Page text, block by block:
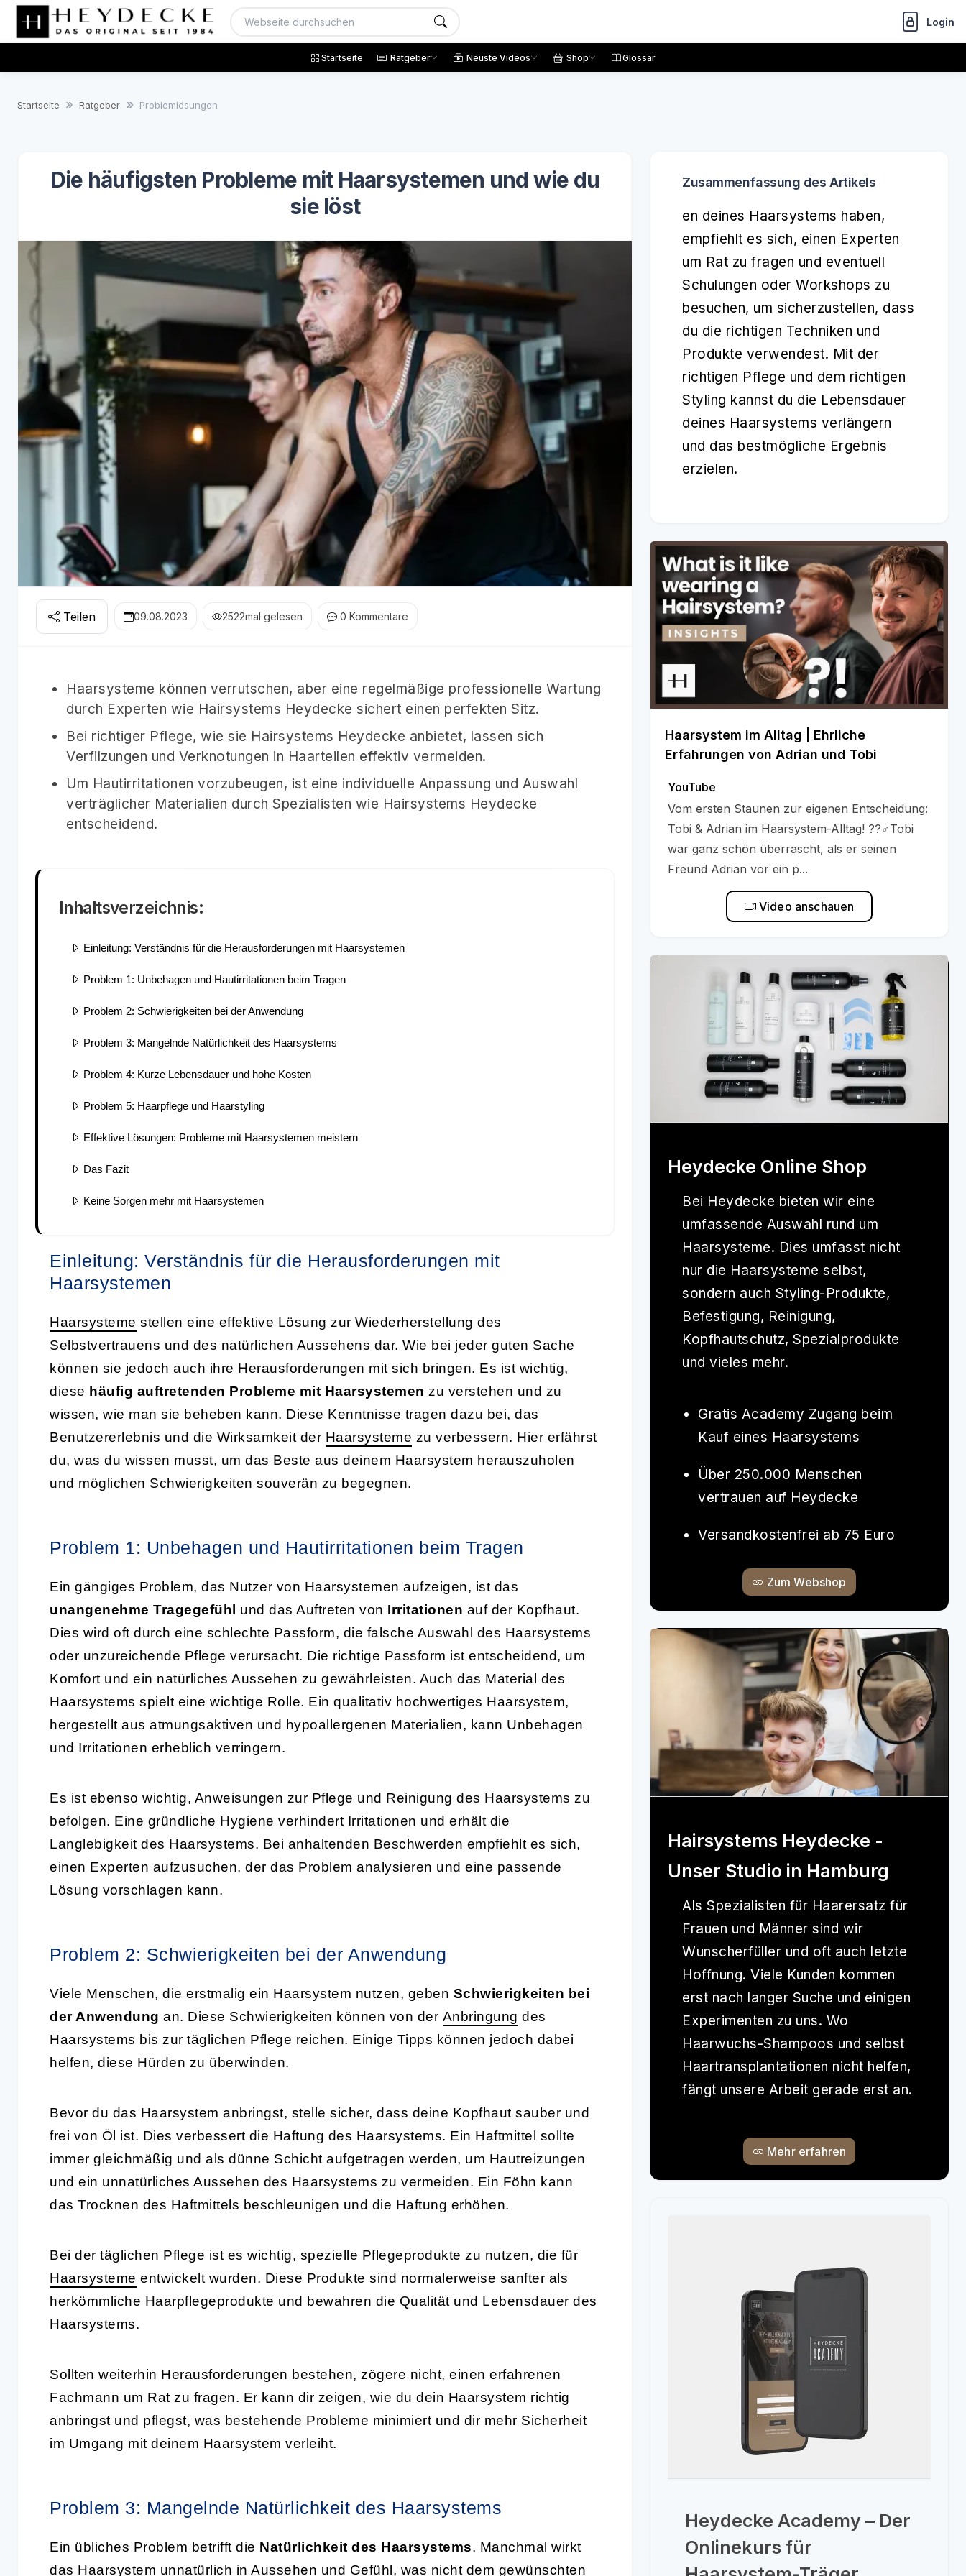
Login
Startseite Ratgeber Neuste Videos Shop Glossar
Startseite Ratgeber Problemlösungen
Die häufigsten Probleme mit Haarsystemen und wie du
sie löst
Teilen 09.08.2023 2522mal gelesen 0 Kommentare
Haarsysteme können verrutschen, aber eine regelmäßige professionelle Wartung
durch Experten wie Hairsystems Heydecke sichert einen perfekten Sitz.
Bei richtiger Pflege, wie sie Hairsystems Heydecke anbietet, lassen sich
Verfilzungen und Verknotungen in Haarteilen effektiv vermeiden.
Um Hautirritationen vorzubeugen, ist eine individuelle Anpassung und Auswahl
verträglicher Materialien durch Spezialisten wie Hairsystems Heydecke
entscheidend.
Inhaltsverzeichnis:
Einleitung: Verständnis für die Herausforderungen mit Haarsystemen
Problem 1: Unbehagen und Hautirritationen beim Tragen
Problem 2: Schwierigkeiten bei der Anwendung
Problem 3: Mangelnde Natürlichkeit des Haarsystems
Problem 4: Kurze Lebensdauer und hohe Kosten
Problem 5: Haarpflege und Haarstyling
Effektive Lösungen: Probleme mit Haarsystemen meistern
Das Fazit
Keine Sorgen mehr mit Haarsystemen
Einleitung: Verständnis für die Herausforderungen mit
Haarsystemen
Haarsysteme stellen eine effektive Lösung zur Wiederherstellung des
Selbstvertrauens und des natürlichen Aussehens dar. Wie bei jeder guten Sache
können sie jedoch auch ihre Herausforderungen mit sich bringen. Es ist wichtig,
diese häufig auftretenden Probleme mit Haarsystemen zu verstehen und zu
wissen, wie man sie beheben kann. Diese Kenntnisse tragen dazu bei, das
Benutzererlebnis und die Wirksamkeit der Haarsysteme zu verbessern. Hier erfährst
du, was du wissen musst, um das Beste aus deinem Haarsystem herauszuholen
und möglichen Schwierigkeiten souverän zu begegnen.
Problem 1: Unbehagen und Hautirritationen beim Tragen
Ein gängiges Problem, das Nutzer von Haarsystemen aufzeigen, ist das
unangenehme Tragegefühl und das Auftreten von Irritationen auf der Kopfhaut.
Dies wird oft durch eine schlechte Passform, die falsche Auswahl des Haarsystems
oder unzureichende Pflege verursacht. Die richtige Passform ist entscheidend, um
Komfort und ein natürliches Aussehen zu gewährleisten. Auch das Material des
Haarsystems spielt eine wichtige Rolle. Ein qualitativ hochwertiges Haarsystem,
hergestellt aus atmungsaktiven und hypoallergenen Materialien, kann Unbehagen
und Irritationen erheblich verringern.
Es ist ebenso wichtig, Anweisungen zur Pflege und Reinigung des Haarsystems zu
befolgen. Eine gründliche Hygiene verhindert Irritationen und erhält die
Langlebigkeit des Haarsystems. Bei anhaltenden Beschwerden empfiehlt es sich,
einen Experten aufzusuchen, der das Problem analysieren und eine passende
Lösung vorschlagen kann.
Problem 2: Schwierigkeiten bei der Anwendung
Viele Menschen, die erstmalig ein Haarsystem nutzen, geben Schwierigkeiten bei
der Anwendung an. Diese Schwierigkeiten können von der Anbringung des
Haarsystems bis zur täglichen Pflege reichen. Einige Tipps können jedoch dabei
helfen, diese Hürden zu überwinden.
Bevor du das Haarsystem anbringst, stelle sicher, dass deine Kopfhaut sauber und
frei von Öl ist. Dies verbessert die Haftung des Haarsystems. Ein Haftmittel sollte
immer gleichmäßig und als dünne Schicht aufgetragen werden, um Hautreizungen
und ein unnatürliches Aussehen des Haarsystems zu vermeiden. Ein Föhn kann
das Trocknen des Haftmittels beschleunigen und die Haftung erhöhen.
Bei der täglichen Pflege ist es wichtig, spezielle Pflegeprodukte zu nutzen, die für
Haarsysteme entwickelt wurden. Diese Produkte sind normalerweise sanfter als
herkömmliche Haarpflegeprodukte und bewahren die Qualität und Lebensdauer des
Haarsystems.
Sollten weiterhin Herausforderungen bestehen, zögere nicht, einen erfahrenen
Fachmann um Rat zu fragen. Er kann dir zeigen, wie du dein Haarsystem richtig
anbringst und pflegst, was bestehende Probleme minimiert und dir mehr Sicherheit
im Umgang mit deinem Haarsystem verleiht.
Problem 3: Mangelnde Natürlichkeit des Haarsystems
Ein übliches Problem betrifft die Natürlichkeit des Haarsystems. Manchmal wirkt
das Haarsystem unnatürlich in Aussehen und Gefühl, was nicht dem gewünschten
Zusammenfassung des Artikels
en deines Haarsystems haben,
empfiehlt es sich, einen Experten
um Rat zu fragen und eventuell
Schulungen oder Workshops zu
besuchen, um sicherzustellen, dass
du die richtigen Techniken und
Produkte verwendest. Mit der
richtigen Pflege und dem richtigen
Styling kannst du die Lebensdauer
deines Haarsystems verlängern
und das bestmögliche Ergebnis
erzielen.
Haarsystem im Alltag | Ehrliche
Erfahrungen von Adrian und Tobi
YouTube
Vom ersten Staunen zur eigenen Entscheidung:
Tobi & Adrian im Haarsystem-Alltag! ??‍♂️Tobi
war ganz schön überrascht, als er seinen
Freund Adrian vor ein p...
Video anschauen
Heydecke Online Shop
Bei Heydecke bieten wir eine
umfassende Auswahl rund um
Haarsysteme. Dies umfasst nicht
nur die Haarsysteme selbst,
sondern auch Styling-Produkte,
Befestigung, Reinigung,
Kopfhautschutz, Spezialprodukte
und vieles mehr.
Gratis Academy Zugang beim
Kauf eines Haarsystems
Über 250.000 Menschen
vertrauen auf Heydecke
Versandkostenfrei ab 75 Euro
Zum Webshop
Hairsystems Heydecke -
Unser Studio in Hamburg
Als Spezialisten für Haarersatz für
Frauen und Männer sind wir
Wunscherfüller und oft auch letzte
Hoffnung. Viele Kunden kommen
erst nach langer Suche und einigen
Experimenten zu uns. Wo
Haarwuchs-Shampoos und selbst
Haartransplantationen nicht helfen,
fängt unsere Arbeit gerade erst an.
Mehr erfahren
Heydecke Academy – Der
Onlinekurs für